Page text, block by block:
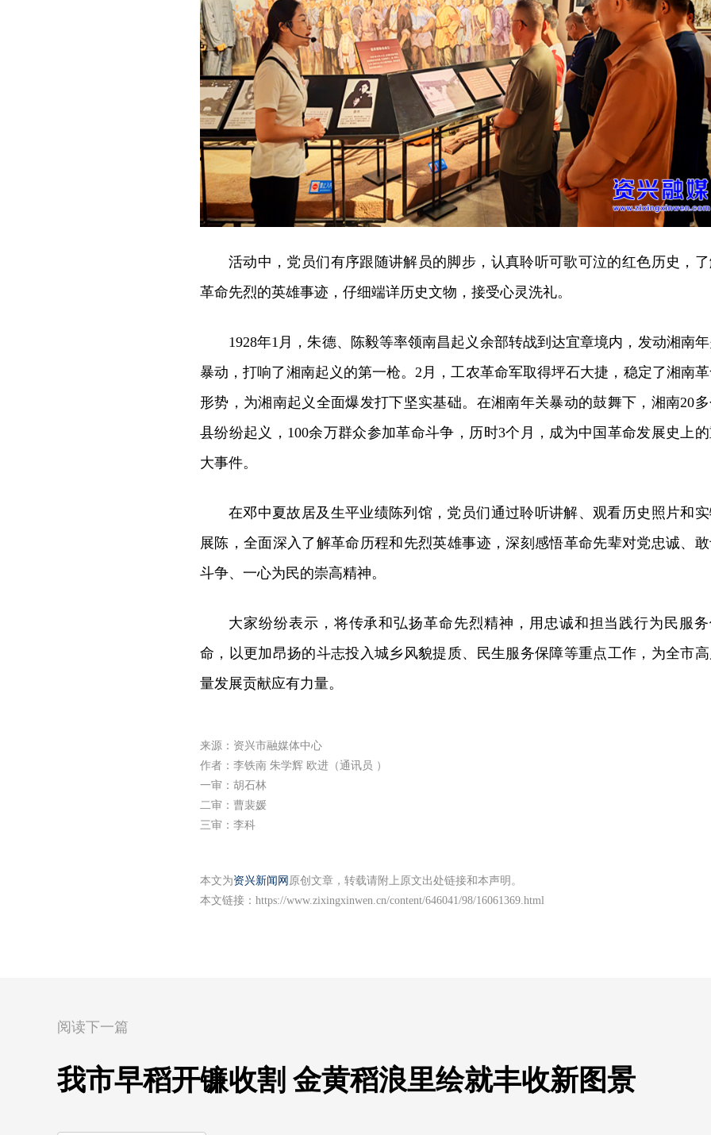
活动中，党员们有序跟随讲解员的脚步，认真聆听可歌可泣的红色历史，
革命先烈的英雄事迹，仔细端详历史文物，接受心灵洗礼。
1928年1月，朱德、陈毅等率领南昌起义余部转战到达宜章境内，发动湘南
暴动，打响了湘南起义的第一枪。2月，工农革命军取得坪石大捷，稳定了湘南
形势，为湘南起义全面爆发打下坚实基础。在湘南年关暴动的鼓舞下，湘南20
县纷纷起义，100余万群众参加革命斗争，历时3个月，成为中国革命发展史上
大事件。
在邓中夏故居及生平业绩陈列馆，党员们通过聆听讲解、观看历史照片和
展陈，全面深入了解革命历程和先烈英雄事迹，深刻感悟革命先辈对党忠诚、
斗争、一心为民的崇高精神。
大家纷纷表示，将传承和弘扬革命先烈精神，用忠诚和担当践行为民服
命，以更加昂扬的斗志投入城乡风貌提质、民生服务保障等重点工作，为全市
量发展贡献应有力量。
来源：资兴市融媒体中心
作者：李铁南 朱学辉 欧进（通讯员 ）
一审：胡石林
二审：曹裴媛
三审：李科
本文为资兴新闻网 原创文章，转载请附上原文出处链接和本声明。
本文链接： https://www.zixingxinwen.cn/content/646041/98/16061369.html
阅读下一篇
我市早稻开镰收割 金黄稻浪里绘就丰收新图景